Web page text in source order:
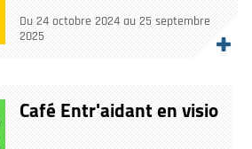
Du 24 octobre 2024 au 25 septembre
2025
Café Entr'aidant en visio